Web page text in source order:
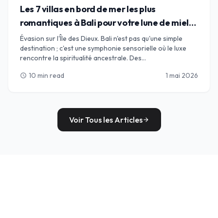
Les 7 villas en bord de mer les plus
romantiques à Bali pour votre lune de miel
de rêve
Évasion sur l'Île des Dieux. Bali n'est pas qu'une simple
destination ; c'est une symphonie sensorielle où le luxe
rencontre la spiritualité ancestrale. Des
sophistiquées de Seminyak, nous avons sélectionné le
sanctuaires privés avec piscines à débordement, sables
baignés de chandelles et le battement rythmique de
l'océan Indien ; votre « base idéale » pour des souvenirs
schedule 10 min read 1 mai 2026
Voir Tous les Articlesarrow_forward